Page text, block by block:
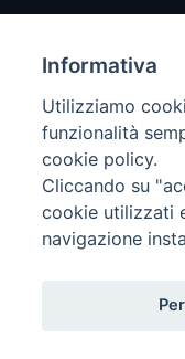
- Tutti i diritti
Informativa
Utilizziamo
funzionalità
cookie policy.
Cliccando su
cookie utilizzati
navigazione